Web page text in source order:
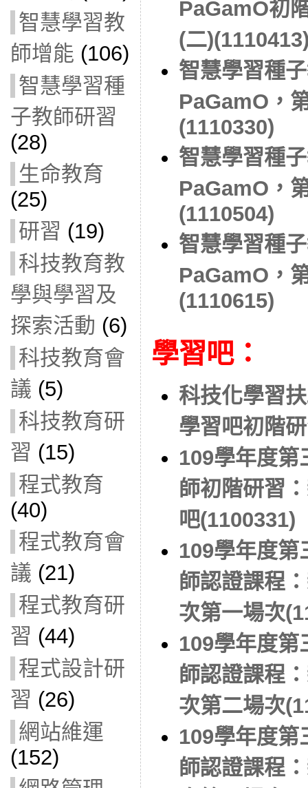
智慧學習教
師增能 (106)
智慧學習種
子教師研習
(28)
生命教育
(25)
研習 (19)
科技教育教
學與學習及
探索活動 (6)
科技教育會
議 (5)
科技教育研
習 (15)
程式教育
(40)
程式教育會
議 (21)
程式教育研
習 (44)
程式設計研
習 (26)
網站維運
(152)
PaGamO初
(二
智慧學習種
PaGamO，
(1110330)
智慧學習種
PaGamO，
(1110504)
智慧學習種
PaGamO，
(1110615)
學習吧：
科技化學習
學習吧初階
109學年度第
師初階研習
吧(1100331)
109學年度第
師認證課程
次第一場次
109學年度第
師認證課程
次第二場次
109學年度第
師認證課程